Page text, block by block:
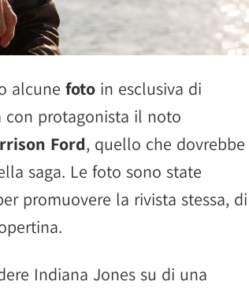
alcune foto in esclusiva di
protagonista il noto
Ford, quello che dovrebbe
saga. Le foto sono state
promuovere la rivista stessa, di
Indiana Jones su di una